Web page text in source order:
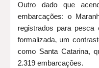
Outro dado que
embarcações: o
registrados para pesca
formalizada, um
como Santa Catarina,
2.319 embarcações.